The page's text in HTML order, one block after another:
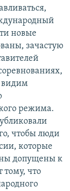
новые
зачастую
видим
режима.
чтобы люди
которые
допущены к
тому, что